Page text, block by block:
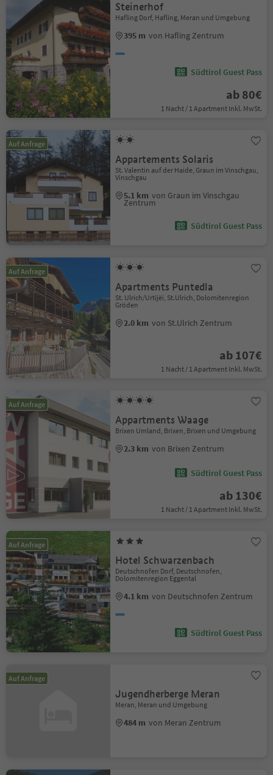
Steinerhof
Hafling Dorf, Hafling, Meran und Umgebung
395 m von Hafling Zentrum
Südtirol Guest Pass
ab 80€
1 Nacht / 1 Apartment Inkl. MwSt.
Auf Anfrage
Appartements Solaris
St. Valentin auf der Haide, Graun im Vinschgau,
Vinschgau
5.1 km von Graun im Vinschgau
Zentrum
Südtirol Guest Pass
Auf Anfrage
Apartments Puntedla
St. Ulrich/Urtijëi, St.Ulrich, Dolomitenregion
Gröden
2.0 km von St.Ulrich Zentrum
ab 107€
1 Nacht / 1 Apartment Inkl. MwSt.
Auf Anfrage
Appartments Waage
Brixen Umland, Brixen, Brixen und Umgebung
2.3 km von Brixen Zentrum
Südtirol Guest Pass
ab 130€
1 Nacht / 1 Apartment Inkl. MwSt.
Auf Anfrage
Hotel Schwarzenbach
Deutschnofen Dorf, Deutschnofen,
Dolomitenregion Eggental
4.1 km von Deutschnofen Zentrum
Südtirol Guest Pass
Auf Anfrage
Jugendherberge Meran
Meran, Meran und Umgebung
484 m von Meran Zentrum